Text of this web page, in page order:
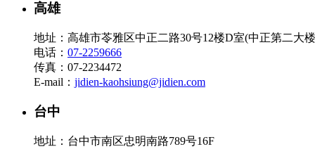
高雄
地址：高雄市苓雅区中正二路30号12楼D室(中正第二大
电话： 07-2259666
传真：07-2234472
E-mail： jidien-kaohsiung@jidien.com
台中
地址：台中市南区忠明南路789号16F